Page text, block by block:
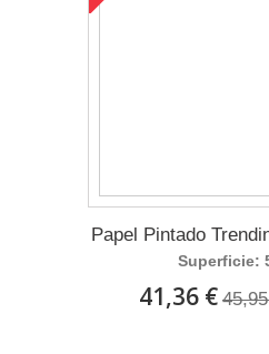
Papel Pintado
Superficie:
41,36 €